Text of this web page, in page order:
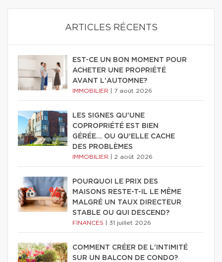
ARTICLES RÉCENTS
EST-CE UN BON MOMENT POUR
ACHETER UNE PROPRIÉTÉ
AVANT L'AUTOMNE?
IMMOBILIER 7 août 2026
LES SIGNES QU'UNE
COPROPRIÉTÉ EST BIEN
GÉRÉE… OU QU'ELLE CACHE
DES PROBLÈMES
IMMOBILIER 2 août 2026
POURQUOI LE PRIX DES
MAISONS RESTE-T-IL LE MÊME
MALGRÉ UN TAUX DIRECTEUR
STABLE OU QUI DESCEND?
FINANCES 31 juillet 2026
COMMENT CRÉER DE L'INTIMITÉ
SUR UN BALCON DE CONDO?